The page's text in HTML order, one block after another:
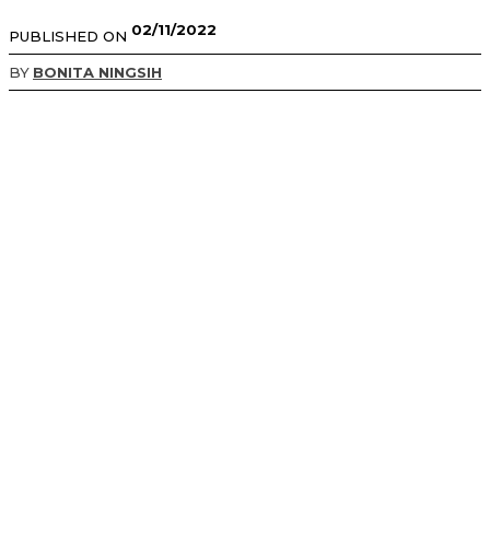
PUBLISHED ON 02/11/2022
BY BONITA NINGSIH